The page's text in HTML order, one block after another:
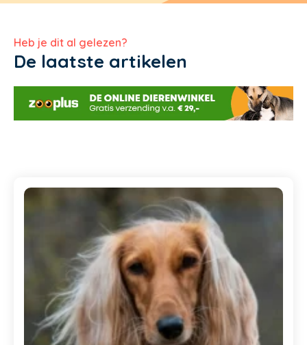
Heb je dit al gelezen?
De laatste artikelen